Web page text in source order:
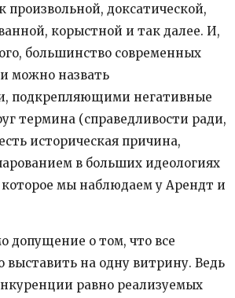
произвольной, доксатической,
корыстной и так далее. И,
большинство современных
можно назвать
подкрепляющими негативные
термина (справедливости ради,
историческая причина,
в больших идеологиях
которое мы наблюдаем у Арендт и
допущение о том, что все
выставить на одну витрину. Ведь
равно реализуемых